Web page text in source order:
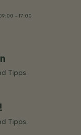
- 17:00
Tipps.
Tipps.